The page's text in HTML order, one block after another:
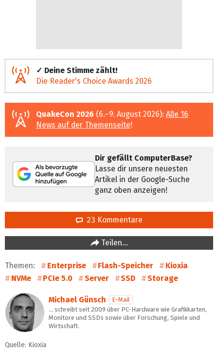
✓ Deine Stimme zählt!
Die Reader's Choice Awards 2026
QuakeCon 2026 (6.–9. August 2026): Alle 16
News auf der Themenseite!
Dir gefällt ComputerBase?
Lasse dir unsere neuesten
Artikel in der Google-Suche
ganz oben anzeigen!
23 Kommentare
Teilen…
Themen: Enterprise Flash-Speicher
Kioxia
NVMe
PCIe 5.0 Server SSD Storage
Michael Günsch
E-Mail
… schreibt seit 2009 über PC-Hardware wie Grafikkarten,
Monitore und SSDs sowie über Forschung, Spiele und
Wirtschaft.
Quelle: Kioxia